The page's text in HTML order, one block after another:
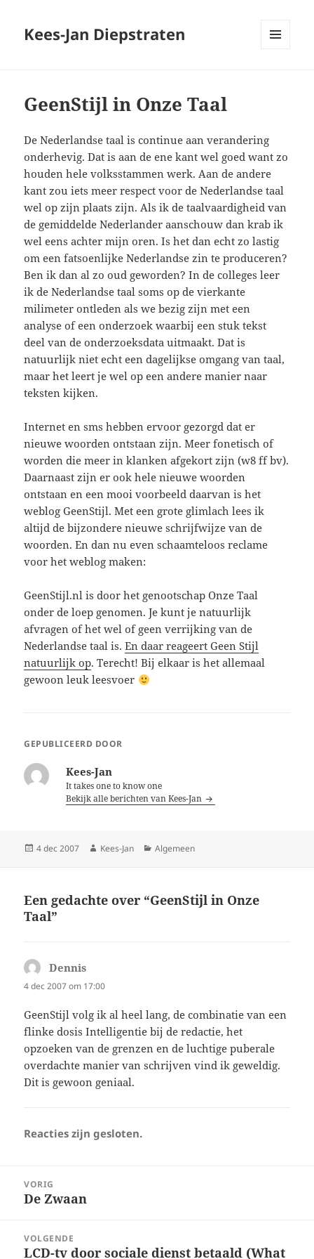
Kees-Jan Diepstraten
GeenStijl in Onze Taal
De Nederlandse taal is continue aan verandering
onderhevig. Dat is aan de ene kant wel goed want zo
houden hele volksstammen werk. Aan de andere
kant zou iets meer respect voor de Nederlandse taal
wel op zijn plaats zijn. Als ik de taalvaardigheid van
de gemiddelde Nederlander aanschouw dan krab ik
wel eens achter mijn oren. Is het dan echt zo lastig
om een fatsoenlijke Nederlandse zin te produceren?
Ben ik dan al zo oud geworden? In de colleges leer
ik de Nederlandse taal soms op de vierkante
milimeter ontleden als we bezig zijn met een
analyse of een onderzoek waarbij een stuk tekst
deel van de onderzoeksdata uitmaakt. Dat is
natuurlijk niet echt een dagelijkse omgang van taal,
maar het leert je wel op een andere manier naar
teksten kijken.
Internet en sms hebben ervoor gezorgd dat er
nieuwe woorden ontstaan zijn. Meer fonetisch of
worden die meer in klanken afgekort zijn (w8 ff bv).
Daarnaast zijn er ook hele nieuwe woorden
ontstaan en een mooi voorbeeld daarvan is het
weblog GeenStijl. Met een grote glimlach lees ik
altijd de bijzondere nieuwe schrijfwijze van de
woorden. En dan nu even schaamteloos reclame
voor het weblog maken:
GeenStijl.nl is door het genootschap Onze Taal
onder de loep genomen. Je kunt je natuurlijk
afvragen of het wel of geen verrijking van de
Nederlandse taal is.En daar reageert Geen Stijl
natuurlijk op. Terecht! Bij elkaar is het allemaal
gewoon leuk leesvoer
GEPUBLICEERD DOOR
Kees-Jan
It takes one to know one
Bekijk alle berichten van Kees-Jan
Geplaatst
4 dec 2007 Auteur
Kees-Jan Categorieën
Algemeen
Een gedachte over “GeenStijl in Onze
Taal”
Dennis
4 dec 2007 om 17:00
GeenStijl volg ik al heel lang, de combinatie van een
flinke dosis Intelligentie bij de redactie, het
opzoeken van de grenzen en de luchtige puberale
overdachte manier van schrijven vind ik geweldig.
Dit is gewoon geniaal.
Reacties zijn gesloten.
navigatie
VORIG
Vorig
De Zwaan
VOLGENDE
Volgend
LCD-tv door sociale dienst betaald (What